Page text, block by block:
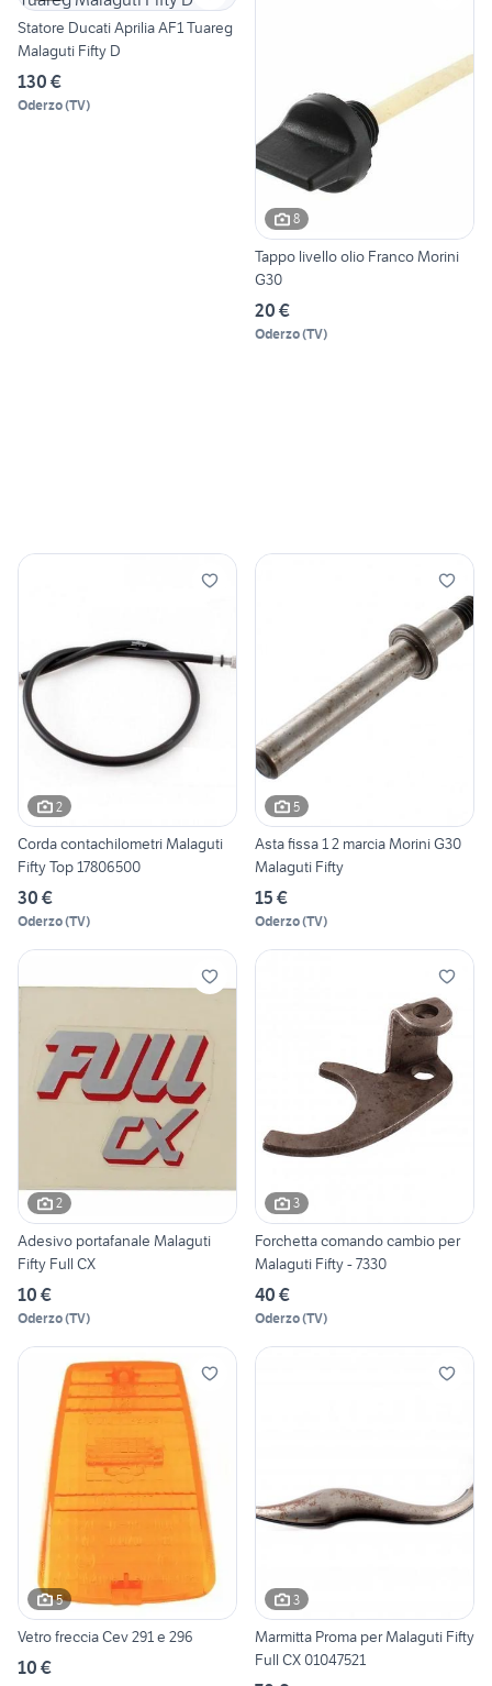
Statore Ducati Aprilia AF1 Tuareg
Malaguti Fifty D
130 €
Oderzo(TV)
8
Tappo livello olio Franco Morini
G30
20 €
Oderzo(TV)
2
Corda contachilometri Malaguti
Fifty Top 17806500
30 €
Oderzo(TV)
5
Asta fissa 1 2 marcia Morini G30
Malaguti Fifty
15 €
Oderzo(TV)
2
Adesivo portafanale Malaguti
Fifty Full CX
10 €
Oderzo(TV)
3
Forchetta comando cambio per
Malaguti Fifty - 7330
40 €
Oderzo(TV)
5
Vetro freccia Cev 291 e 296
10 €
3
Marmitta Proma per Malaguti Fifty
Full CX 01047521